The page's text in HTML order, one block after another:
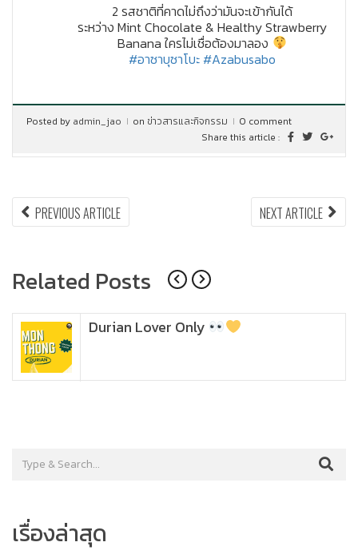
2 รสชาติที่คาดไม่ถึงว่ามันจะเข้ากันได้
ระหว่าง Mint Chocolate & Healthy Strawberry
Banana ใครไม่เชื่อต้องมาลอง
#อาซาบุซาโบะ#Azabusabo
Posted by admin_jao on ข่าวสารและกิจกรรม
0 comment
Share this article :
แนะแนว
PREVIOUS ARTICLEPREVIOUS
ARTICLE:
NEXT ARTICLE
Related Posts
Durian Lover Only
เรื่องล่าสุด